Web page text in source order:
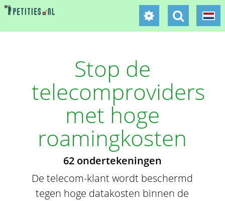
Stop de
telecomproviders
met hoge
roamingkosten
62 ondertekeningen
De telecom-klant wordt beschermd
tegen hoge datakosten binnen de